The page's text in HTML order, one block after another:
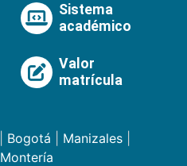
Sistema
académico
Valor
matrícula
Bogotá Manizales
Montería